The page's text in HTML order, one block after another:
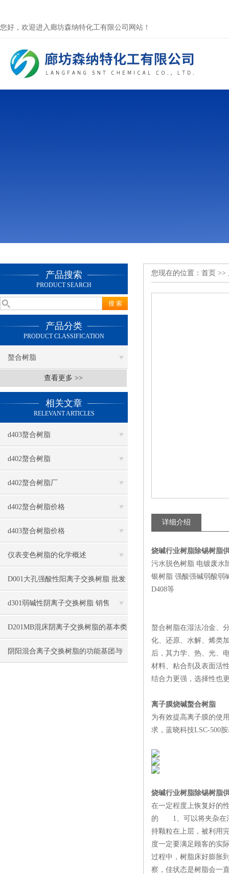
您好，欢迎进入廊坊森纳特化工有限公司网站！
产品搜索
PRODUCT SEARCH
产品分类
PRODUCT CLASSIFICATION
螯合树脂
查看更多 >>
相关文章
RELEVANT ARTICLES
d403螯合树脂
d402螯合树脂
d402螯合树脂厂
d402螯合树脂价格
d403螯合树脂价格
仪表变色树脂的化学概述
D001大孔强酸性阳离子交换树脂 批发
商价格
d301弱碱性阴离子交换树脂 销售
D201MB混床阴离子交换树脂的基本类
型介绍
阴阳混合离子交换树脂的功能基团与
您现在的位置： 首页 >>
详细介绍
烧碱行业树脂除锡树脂
污水脱色树脂 电镀废水
银树脂 强酸强碱弱酸弱
D408等
螯合树脂在湿法冶金、
化、还原、水解、烯类
后，其力学、热、光、
材料、粘合剂及表面活
结合力更强，选择性也
离子膜烧碱螯合树脂
为有效提高离子膜的使
求，蓝晓科技LSC-500
烧碱行业树脂除锡树脂
在一定程度上恢复好的
的 1、可以将夹杂在
持颗粒在上层，被利
度一定要满足顾客的
过程中，树脂床好膨胀
察，佳状态是树脂会一